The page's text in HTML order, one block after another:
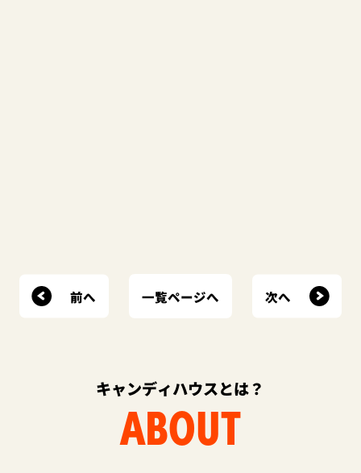
前へ 一覧ページへ 次へ
キャンディハウスとは？
ABOUT